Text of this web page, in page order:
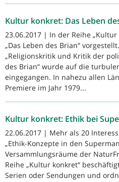
Kultur konkret: Das Leben
23.06.2017 | In der Reihe
„Das Leben des Brian“
„Religionskritik und Kritik der
des Brian“ wurde auf die
eingegangen. In nahezu allen
Premiere im Jahr 1979...
Kultur konkret: Ethik bei
22.06.2017 | Mehr als 20
„Ethik-Konzepte in den
Versammlungsräume der
Reihe „Kultur konkret“
Serien oder Sendungen und